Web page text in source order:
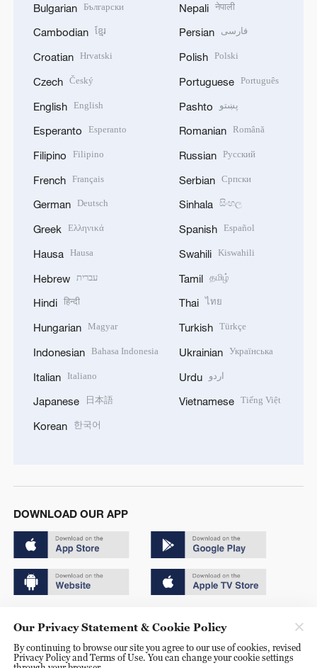
Bulgarian Български
Cambodian ខ្មែរ
Croatian Hrvatski
Czech Český
English English
Esperanto Esperanto
Filipino Filipino
French Français
German Deutsch
Greek Ελληνικά
Hausa Hausa
Hebrew עברית
Hindi हिन्दी
Hungarian Magyar
Indonesian Bahasa Indonesia
Italian Italiano
Japanese 日本語
Korean 한국어
Nepali नेपाली
Persian فارسی
Polish Polski
Portuguese Português
Pashto پښتو
Romanian Română
Russian Русский
Serbian Српски
Sinhala සිංහල
Spanish Español
Swahili Kiswahili
Tamil தமிழ்
Thai ไทย
Turkish Türkçe
Ukrainian Українська
Urdu اردو
Vietnamese Tiếng Việt
DOWNLOAD OUR APP
京ICP备20000184号
京公网安备 11010502050052号
Our Privacy Statement & Cookie Policy
By continuing to browse our site you agree to our use of cookies, revised
Privacy Policy and Terms of Use. You can change your cookie settings